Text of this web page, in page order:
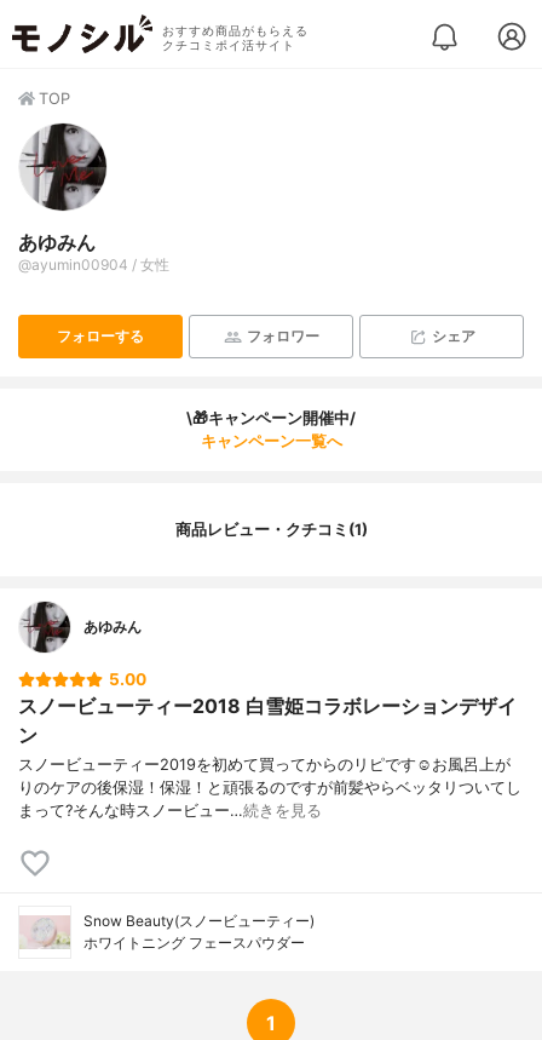
おすすめ商品がもらえる
クチコミポイ活サイト
TOP
あゆみん
@ayumin00904 / 女性
フォローする フォロワー シェア
\🎁キャンペーン開催中/
キャンペーン一覧へ
商品レビュー・クチコミ(1)
あゆみん
5.00
スノービューティー2018 白雪姫コラボレーションデザイ
ン
スノービューティー2019を初めて買ってからのリピです☺︎お風呂上が
りのケアの後保湿！保湿！と頑張るのですが前髪やらベッタリついてし
まって?そんな時スノービュー…続きを見る
Snow Beauty(スノービューティー)
ホワイトニング フェースパウダー
1